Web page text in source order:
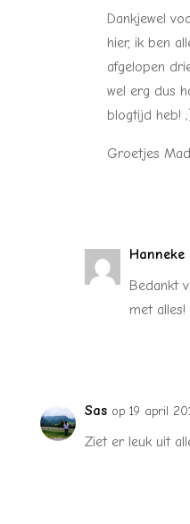
Dankjewel
hier, ik ben
afgelopen
wel erg dus
blogtijd heb!
Groetjes
Hanneke
Bedankt
met alles!
Sas op 19 april
Ziet er leuk uit